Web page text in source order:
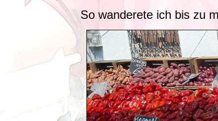
So wanderete ich bis zu